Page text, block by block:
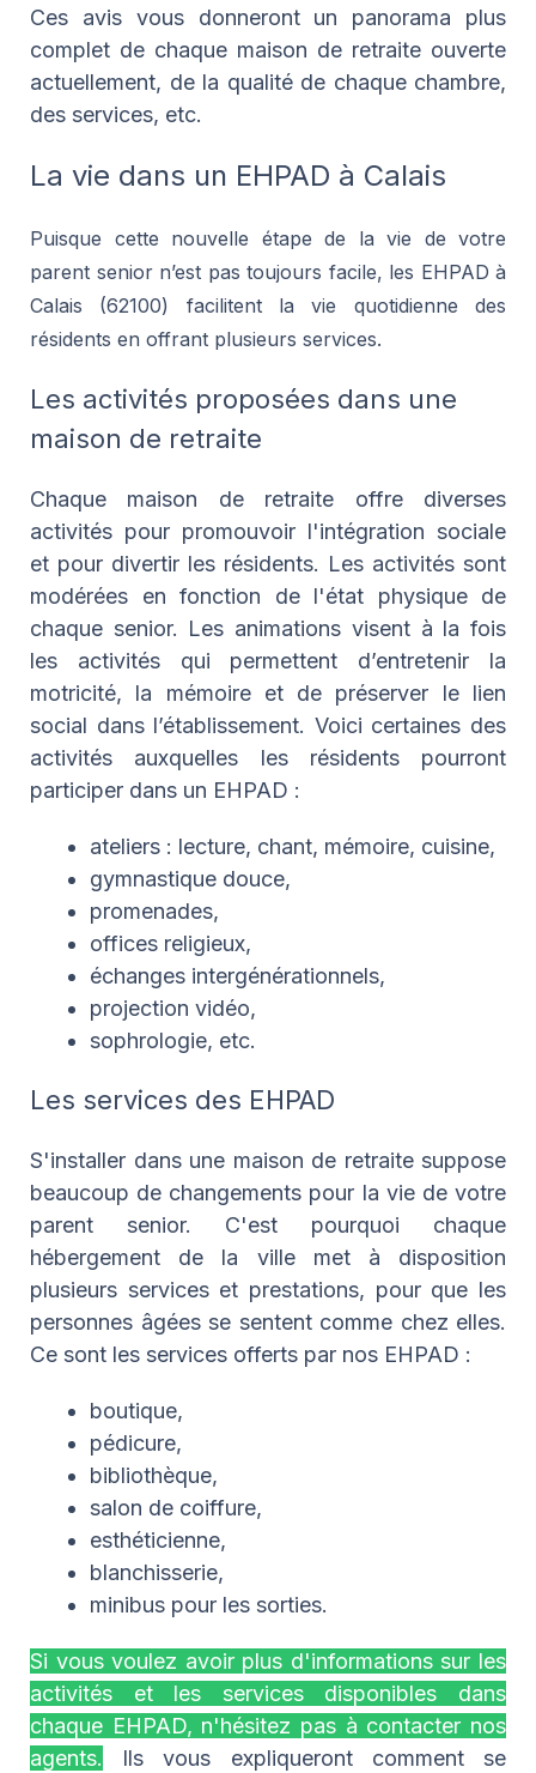
Ces avis vous donneront un panorama plus
complet de chaque maison de retraite ouverte
actuellement, de la qualité de chaque chambre,
des services, etc.
La vie dans un EHPAD à Calais
Puisque cette nouvelle étape de la vie de votre
parent senior n’est pas toujours facile, les EHPAD à
Calais (62100) facilitent la vie quotidienne des
résidents en offrant plusieurs services.
Les activités proposées dans une
maison de retraite
Chaque maison de retraite offre diverses
activités pour promouvoir l'intégration sociale
et pour divertir les résidents. Les activités sont
modérées en fonction de l'état physique de
chaque senior. Les animations visent à la fois
les activités qui permettent d’entretenir la
motricité, la mémoire et de préserver le lien
social dans l’établissement. Voici certaines des
activités auxquelles les résidents pourront
participer dans un EHPAD :
ateliers : lecture, chant, mémoire, cuisine,
gymnastique douce,
promenades,
offices religieux,
échanges intergénérationnels,
projection vidéo,
sophrologie, etc.
Les services des EHPAD
S'installer dans une maison de retraite suppose
beaucoup de changements pour la vie de votre
parent senior. C'est pourquoi chaque
hébergement de la ville met à disposition
plusieurs services et prestations, pour que les
personnes âgées se sentent comme chez elles.
Ce sont les services offerts par nos EHPAD :
boutique,
pédicure,
bibliothèque,
salon de coiffure,
esthéticienne,
blanchisserie,
minibus pour les sorties.
Si vous voulez avoir plus d'informations sur les
activités et les services disponibles dans
chaque EHPAD, n'hésitez pas à contacter nos
agents. Ils vous expliqueront comment se